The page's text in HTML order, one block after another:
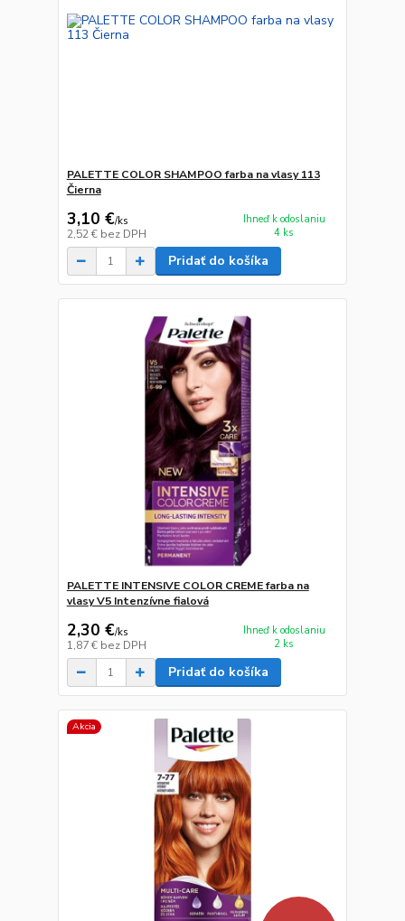
PALETTE COLOR SHAMPOO farba na vlasy 113
Čierna
3,10 €/ks
2,52 € bez DPH
Ihneď k odoslaniu
4 ks
Pridať do košíka
PALETTE INTENSIVE COLOR CREME farba na
vlasy V5 Intenzívne fialová
2,30 €/ks
1,87 € bez DPH
Ihneď k odoslaniu
2 ks
Pridať do košíka
Akcia